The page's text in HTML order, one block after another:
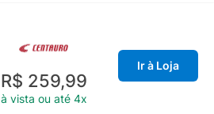
R$ 259,99
à vista ou até 4x
Ir à Loja